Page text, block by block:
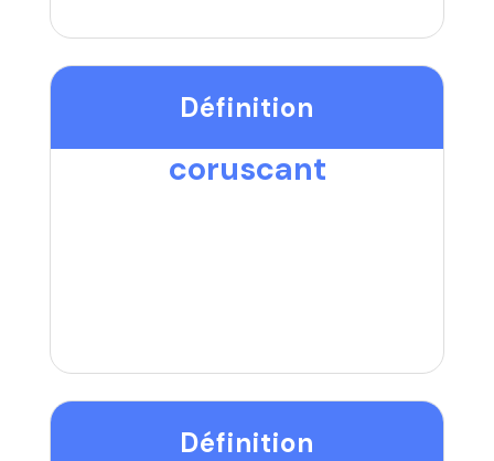
Définition
coruscant
Définition